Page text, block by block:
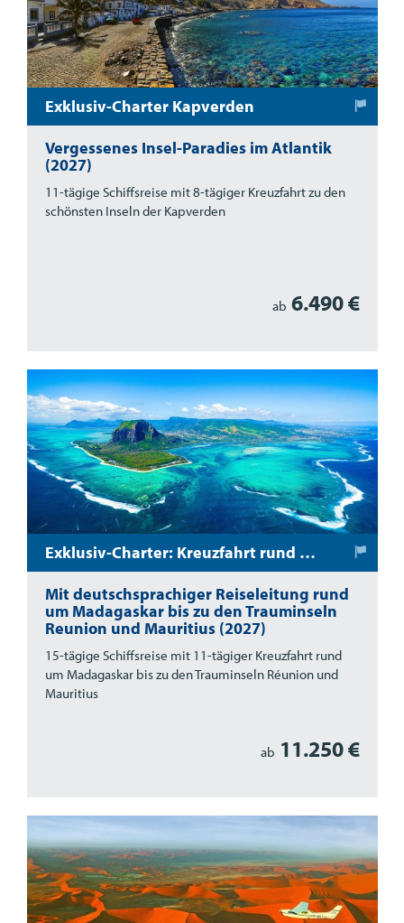
Exklusiv-Charter Kapverden
Vergessenes Insel-Paradies im Atlantik
(2027)
11-tägige Schiffsreise mit 8-tägiger Kreuzfahrt zu den
schönsten Inseln der Kapverden
ab 6.490 €
Exklusiv-Charter: Kreuzfahrt rund um Madagaskar
Mit deutschsprachiger Reiseleitung rund
um Madagaskar bis zu den Trauminseln
Reunion und Mauritius (2027)
15-tägige Schiffsreise mit 11-tägiger Kreuzfahrt rund
um Madagaskar bis zu den Trauminseln Réunion und
Mauritius
ab 11.250 €